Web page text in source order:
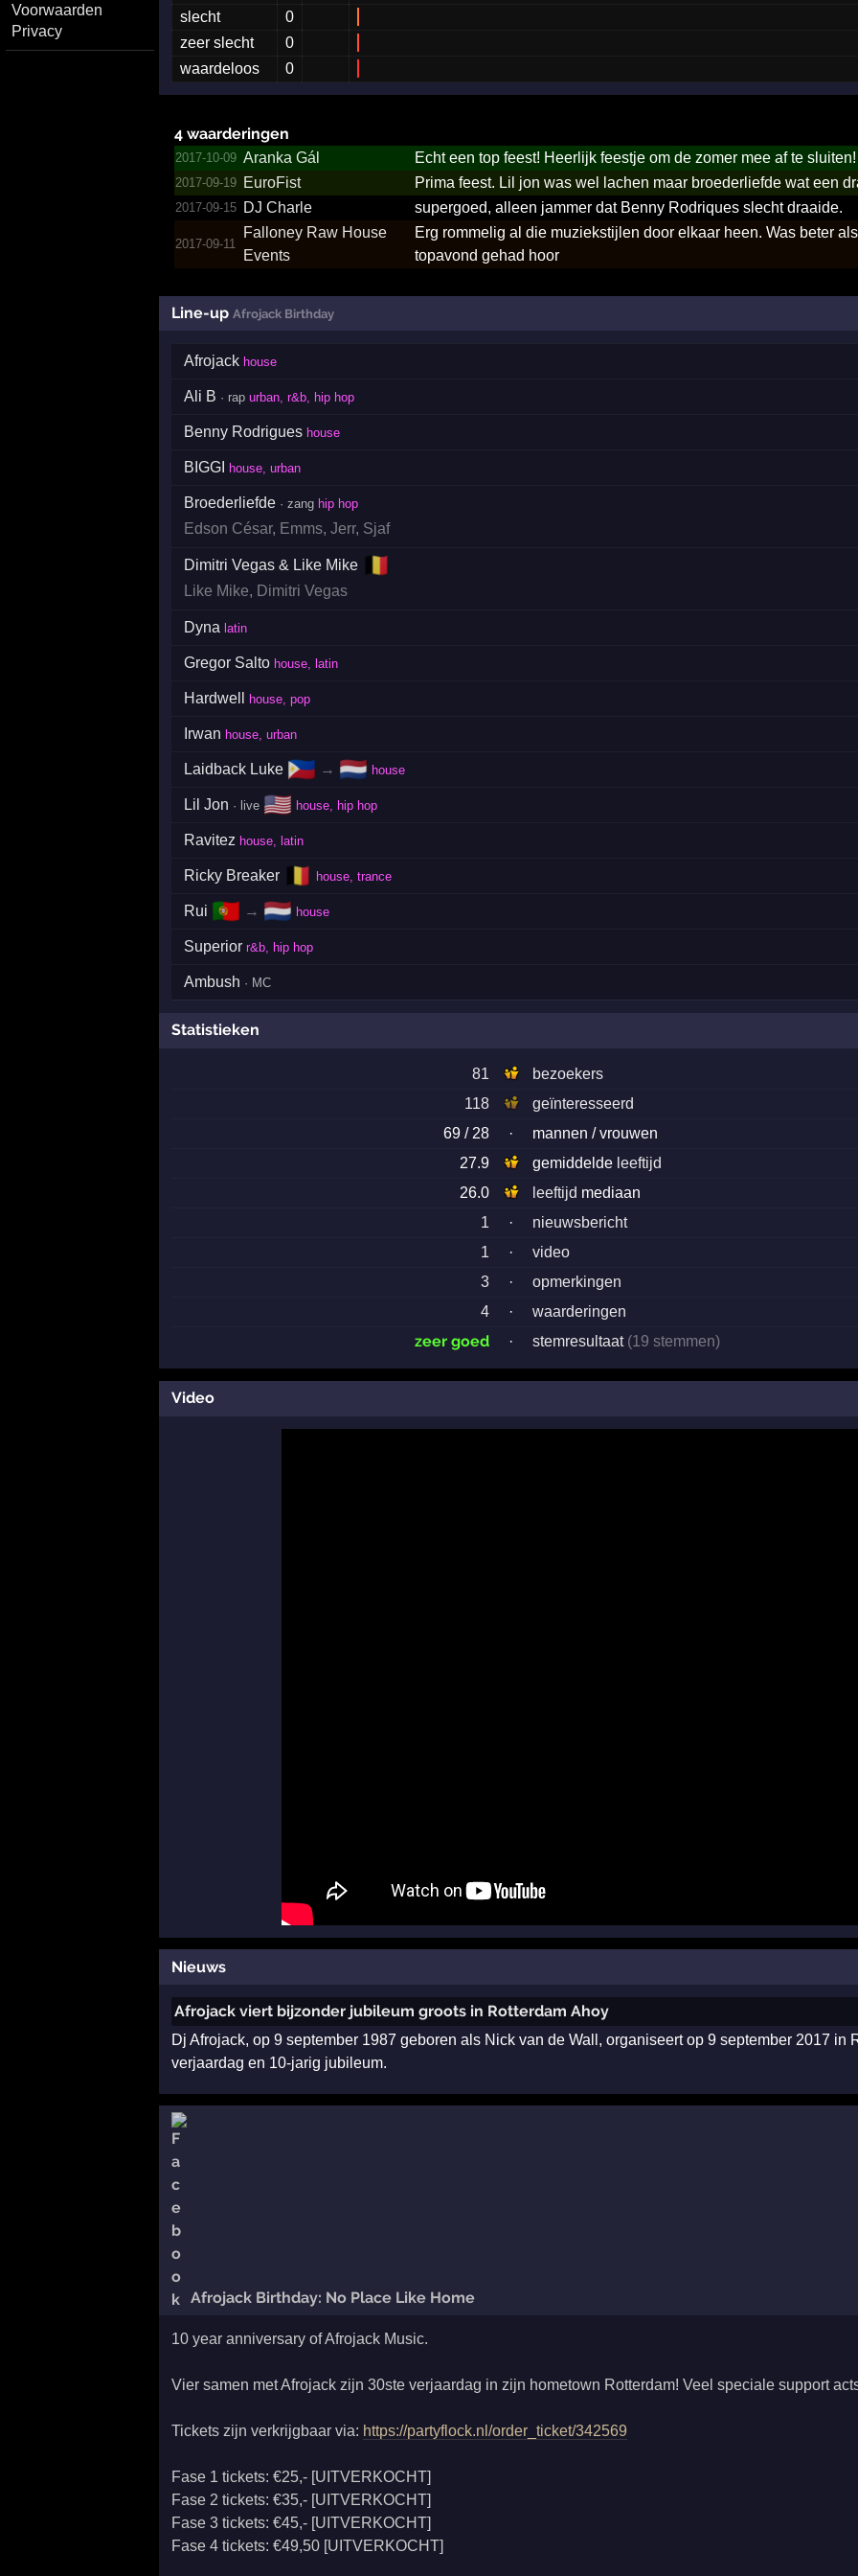
Voorwaarden
Privacy
slecht
0
zeer slecht
0
waardeloos
0
4 waarderingen
2017-10-09 Aranka Gál Echt een top feest! Heerlijk feestje om de zomer mee af te sluiten!
2017-09-19 EuroFist Prima feest. Lil jon was wel lachen maar broederliefde wat een
2017-09-15 DJ Charle supergoed, alleen jammer dat Benny Rodriques slecht draaide.
2017-09-11
Falloney Raw House
Events
Erg rommelig al die muziekstijlen door elkaar heen. Was beter
topavond gehad hoor
Line-up Afrojack Birthday
Afrojack house
Ali B · rap urban, r&b, hip hop
Benny Rodrigues house
BIGGI house, urban
Broederliefde· zang hip hop
Edson César, Emms, Jerr, Sjaf
Dimitri Vegas & Like Mike 🇧🇪
Like Mike, Dimitri Vegas
Dyna latin
Gregor Salto house, latin
Hardwell house, pop
Irwan house, urban
Laidback Luke 🇵🇭 → 🇳🇱 house
Lil Jon · live 🇺🇸 house, hip hop
Ravitez house, latin
Ricky Breaker 🇧🇪 house, trance
Rui 🇵🇹 → 🇳🇱 house
Superior r&b, hip hop
Ambush · MC
Statistieken
81
bezoekers
118
geïnteresseerd
69 / 28
·
mannen / vrouwen
27.9
gemiddelde leeftijd
26.0
leeftijd mediaan
1
·
nieuwsbericht
1
·
video
3
·
opmerkingen
4
· waarderingen
zeer goed · stemresultaat (19 stemmen)
Video
Nieuws
Afrojack viert bijzonder jubileum groots in Rotterdam Ahoy
Dj Afrojack, op 9 september 1987 geboren als Nick van de Wall, organiseert op 9 september 2017
verjaardag en 10-jarig jubileum.
Afrojack Birthday: No Place Like Home
10 year anniversary of Afrojack Music.
Vier samen met Afrojack zijn 30ste verjaardag in zijn hometown Rotterdam! Veel speciale support
Tickets zijn verkrijgbaar via: https://partyflock.nl/order_ticket/342569
Fase 1 tickets: €25,- [UITVERKOCHT]
Fase 2 tickets: €35,- [UITVERKOCHT]
Fase 3 tickets: €45,- [UITVERKOCHT]
Fase 4 tickets: €49,50 [UITVERKOCHT]